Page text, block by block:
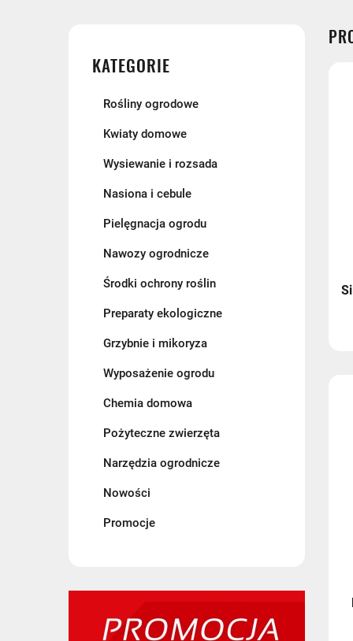
KATEGORIE
Rośliny ogrodowe
Kwiaty domowe
Wysiewanie i rozsada
Nasiona i cebule
Pielęgnacja ogrodu
Nawozy ogrodnicze
Środki ochrony roślin
Preparaty ekologiczne
Grzybnie i mikoryza
Wyposażenie ogrodu
Chemia domowa
Pożyteczne zwierzęta
Narzędzia ogrodnicze
Nowości
Promocje